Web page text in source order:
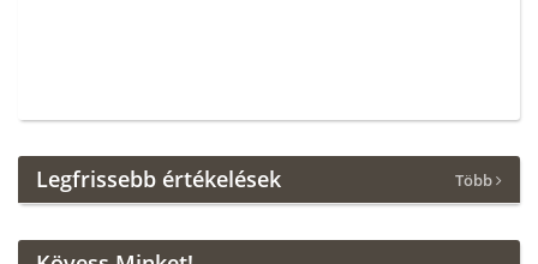
Legfrissebb értékelések Több